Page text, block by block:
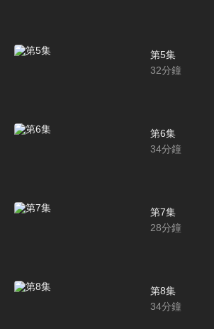
第5集
32分鐘
第6集
34分鐘
第7集
28分鐘
第8集
34分鐘